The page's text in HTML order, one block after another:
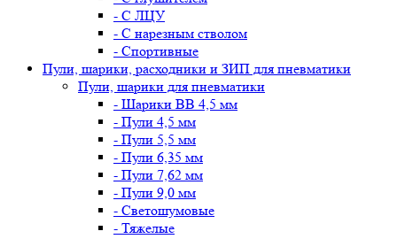
- С ЛЦУ
- С нарезным стволом
- Спортивные
Пули, шарики, расходники и ЗИП для пневматики
Пули, шарики для пневматики
- Шарики BB 4,5 мм
- Пули 4,5 мм
- Пули 5,5 мм
- Пули 6,35 мм
- Пули 7,62 мм
- Пули 9,0 мм
- Светошумовые
- Тяжелые